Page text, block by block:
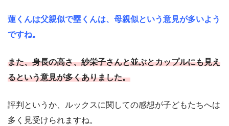
蓮くんは父親似で塁くんは、母親似という意見が多いよう
ですね。
また、身長の高さ、紗栄子さんと並ぶとカップルにも見え
るという意見が多くありました。
評判というか、ルックスに関しての感想が子どもたちへは
多く見受けられますね。